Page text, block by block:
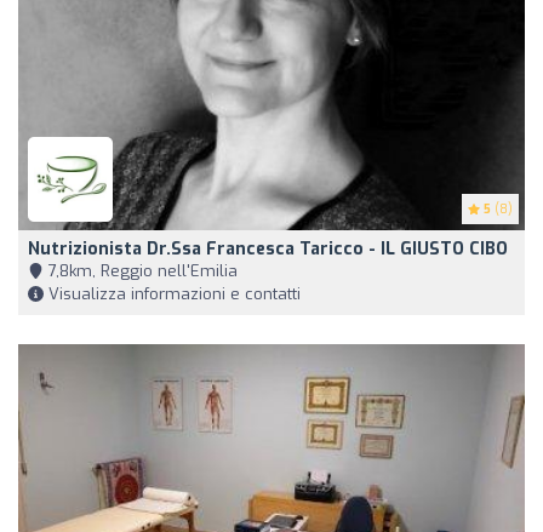
5 (8)
Nutrizionista Dr.ssa Francesca Taricco - IL GIUSTO CIBO
7,8km, Reggio nell'Emilia
Visualizza informazioni e contatti